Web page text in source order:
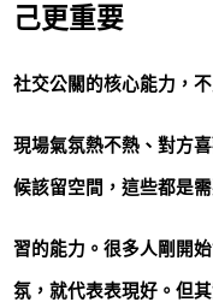
己更重要
社交公關的核心能力，
現場氣氛熱不熱、對方
候該留空間，這些都是
習的能力。很多人剛開
氛，就代表表現好。但